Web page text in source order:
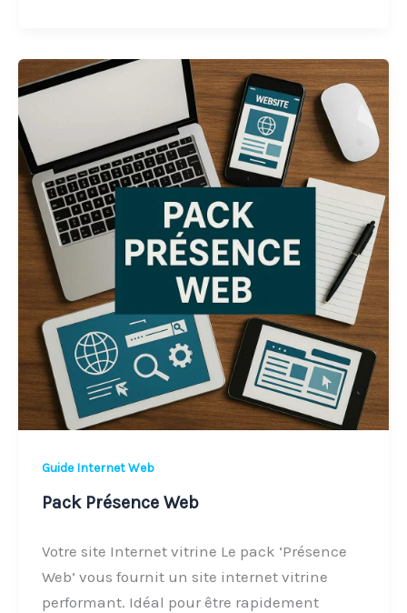
Guide Internet Web
Pack Présence Web
Votre site Internet vitrine Le pack ‘Présence
Web’ vous fournit un site internet vitrine
performant. Idéal pour être rapidement
Pack
Présence